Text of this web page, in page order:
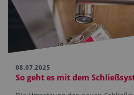
08.07.2025
So geht es mit dem